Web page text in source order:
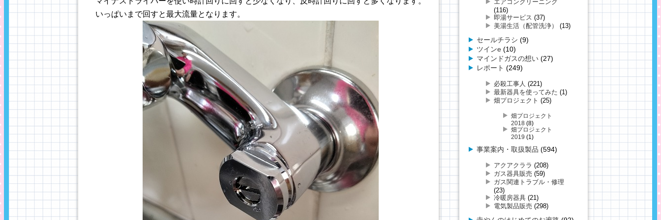
いっぱいまで回すと最大流量となります。
エアコンクリーニング
(116)
即湯サービス (37)
美湯生活（配管洗浄）
(13)
セールチラシ (9)
ツインe(10)
マインドガスの想い(27)
レポート (249)
必殺工事人 (221)
最新器具を使ってみた (1)
畑プロジェクト (25)
畑プロジェクト
2018(8)
畑プロジェクト
2019 (1)
事業案内・取扱製品 (594)
アクアクララ (208)
ガス器具販売 (59)
ガス関連トラブル・修理
(23)
冷暖房器具(21)
電気製品販売 (298)